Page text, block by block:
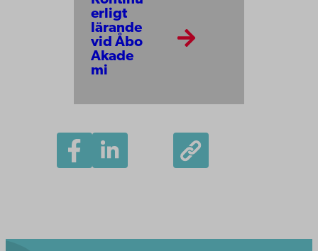
erligt
lärande
vid Åbo
Akade
mi